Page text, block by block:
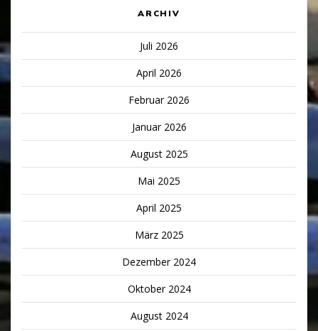
ARCHIV
Juli 2026
April 2026
Februar 2026
Januar 2026
August 2025
Mai 2025
April 2025
März 2025
Dezember 2024
Oktober 2024
August 2024